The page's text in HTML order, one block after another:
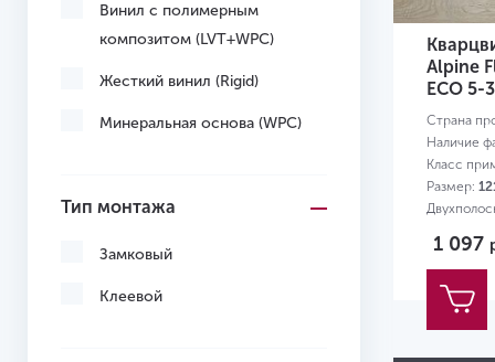
Винил с полимерным
композитом (LVT+WPC)
Жесткий винил (Rigid)
Минеральная основа (WPC)
Тип монтажа
Замковый
Клеевой
Alpine
ЕСО 5-
Страна
Наличие
Класс
Размер:
1 097